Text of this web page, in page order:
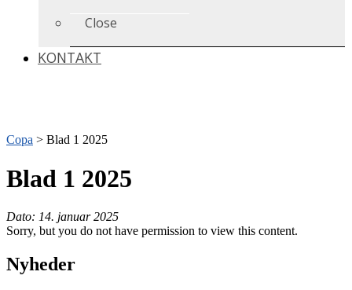
Close
KONTAKT
Copa > Blad 1 2025
Blad 1 2025
Dato: 14. januar 2025
Sorry, but you do not have permission to view this content.
Nyheder